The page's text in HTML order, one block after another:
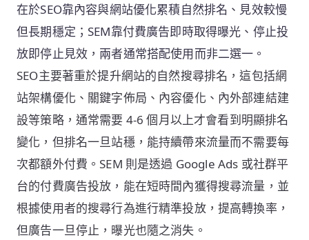
在於SEO靠內容與網站優化累積自然排名、見效較慢
但長期穩定；SEM靠付費廣告即時取得曝光、停止投
放即停止見效，兩者通常搭配使用而非二選一。
SEO主要著重於提升網站的自然搜尋排名，這包括網
站架構優化、關鍵字佈局、內容優化、內外部連結建
設等策略，通常需要 4-6 個月以上才會看到明顯排名
變化，但排名一旦站穩，能持續帶來流量而不需要每
次都額外付費。SEM 則是透過 Google Ads 或社群平
台的付費廣告投放，能在短時間內獲得搜尋流量，並
根據使用者的搜尋行為進行精準投放，提高轉換率，
但廣告一旦停止，曝光也隨之消失。